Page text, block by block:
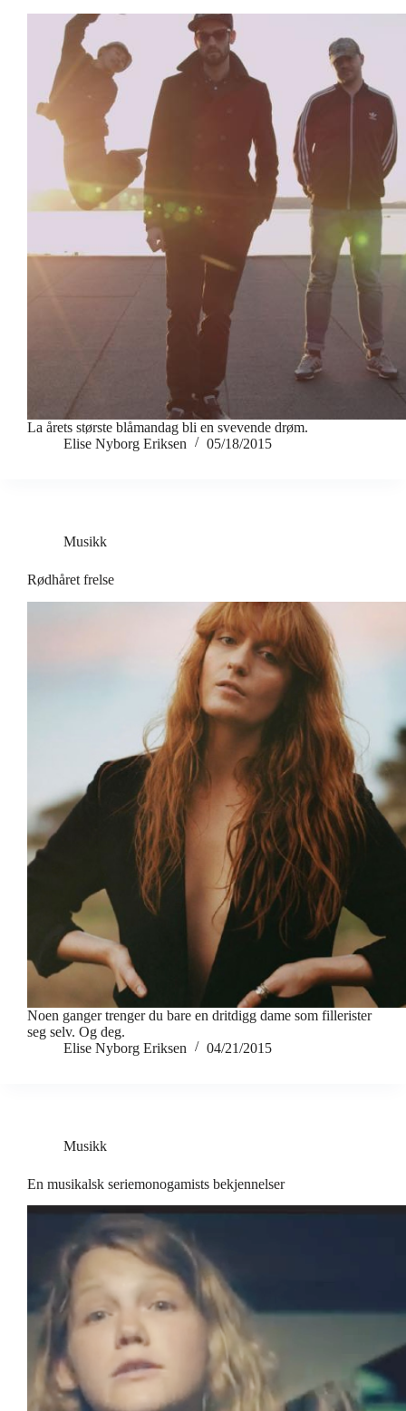
La årets største blåmandag bli en svevende drøm.
Elise Nyborg Eriksen
05/18/2015
Musikk
Rødhåret frelse
Noen ganger trenger du bare en dritdigg dame som fillerister
seg selv. Og deg.
Elise Nyborg Eriksen
04/21/2015
Musikk
En musikalsk seriemonogamists bekjennelser